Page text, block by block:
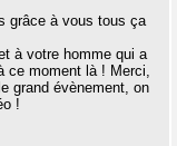
grâce à vous tous ça
à votre homme qui a
ce moment là ! Merci,
grand évènement, on
!